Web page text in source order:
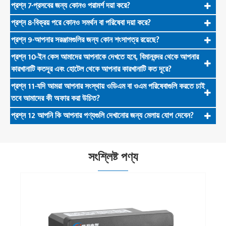
প্রশ্ন 7-প্রসবের জন্য কোনও পরামর্শ দয়া করে?
প্রশ্ন 8-বিক্রয় পরে কোনও সমর্থন বা পরিষেবা দয়া করে?
প্রশ্ন 9-আপনার সরঞ্জামগুলির জন্য কোন শংসাপত্র রয়েছে?
প্রশ্ন 10-ইন কেস আমাদের আপনাকে দেখতে হবে, বিমানবন্দর থেকে আপনার
কারখানাটি কতদূর এবং হোটেল থেকে আপনার কারখানাটি কত দূরে?
প্রশ্ন 11-যদি আমরা আপনার সংস্থায় ওডিএম বা ওএম পরিষেবাগুলি করতে চাই
তবে আমাদের কী অফার করা উচিত?
প্রশ্ন 12 আপনি কি আপনার পণ্যগুলি দেখানোর জন্য মেলায় যোগ দেবেন?
সংশ্লিষ্ট পণ্য